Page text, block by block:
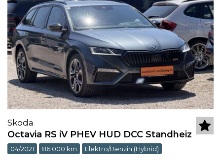
Skoda
Octavia RS iV PHEV HUD DCC Standheiz
04/2021 86.000 km Elektro/Benzin (Hybrid)